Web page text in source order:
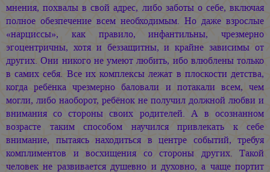
мнения, похвалы в свой адрес, либо заботы о себе, включая
полное обезпечение всем необходимым. Но даже взрослые
«нарциссы», как правило, инфантильны, чрезмерно
эгоцентричны, хотя и беззащитны, и крайне зависимы от
других. Они никого не умеют любить, ибо влюблены только
в самих себя. Все их комплексы лежат в плоскости детства,
когда ребёнка чрезмерно баловали и потакали всем, чем
могли, либо наоборот, ребёнок не получил должной любви и
внимания со стороны своих родителей. А в осознанном
возрасте таким способом научился привлекать к себе
внимание, пытаясь находиться в центре событий, требуя
комплиментов и восхищения со стороны других. Такой
человек не развивается душевно и духовно, а чаще портит